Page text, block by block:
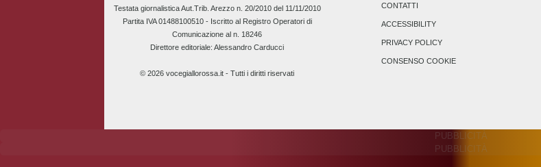
Testata giornalistica Aut.Trib. Arezzo n. 20/2010 del 11/11/2010
Partita IVA 01488100510 - Iscritto al Registro Operatori di
Comunicazione al n. 18246
Direttore editoriale: Alessandro Carducci
© 2026 vocegiallorossa.it - Tutti i diritti riservati
CONTATTI
ACCESSIBILITY
PRIVACY POLICY
CONSENSO COOKIE